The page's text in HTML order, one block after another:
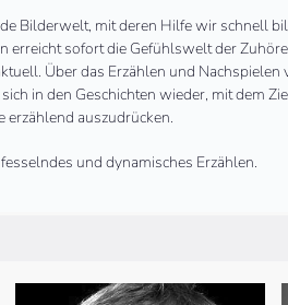
Bilderwelt, mit deren Hilfe wir schnell
erreicht sofort die Gefühlswelt der
Über das Erzählen und
in den Geschichten wieder, mit dem
auszudrücken.
und dynamisches Erzählen.